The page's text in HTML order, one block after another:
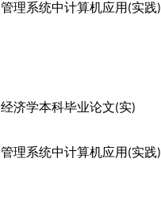
管理系统中计算机应用 (实践)
经济学本科毕业论文(实)
管理系统中计算机应用 (实践)